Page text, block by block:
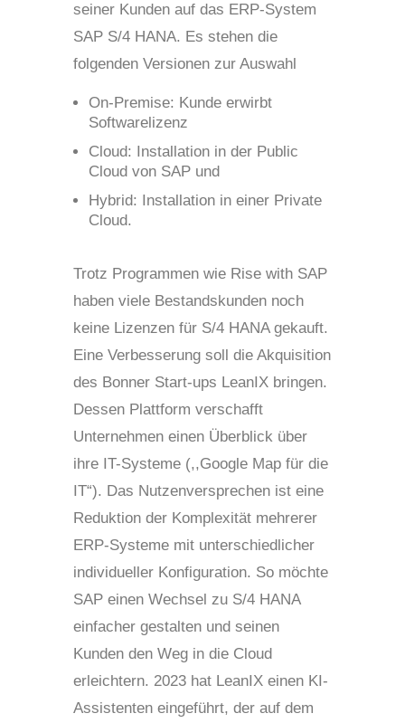
seiner Kunden auf das ERP-System
SAP S/4 HANA. Es stehen die
folgenden Versionen zur Auswahl
On-Premise: Kunde erwirbt
Softwarelizenz
Cloud: Installation in der Public
Cloud von SAP und
Hybrid: Installation in einer Private
Cloud.
Trotz Programmen wie Rise with SAP
haben viele Bestandskunden noch
keine Lizenzen für S/4 HANA gekauft.
Eine Verbesserung soll die Akquisition
des Bonner Start-ups LeanIX bringen.
Dessen Plattform verschafft
Unternehmen einen Überblick über
ihre IT-Systeme (,,Google Map für die
IT“). Das Nutzenversprechen ist eine
Reduktion der Komplexität mehrerer
ERP-Systeme mit unterschiedlicher
individueller Konfiguration. So möchte
SAP einen Wechsel zu S/4 HANA
einfacher gestalten und seinen
Kunden den Weg in die Cloud
erleichtern. 2023 hat LeanIX einen KI-
Assistenten eingeführt, der auf dem